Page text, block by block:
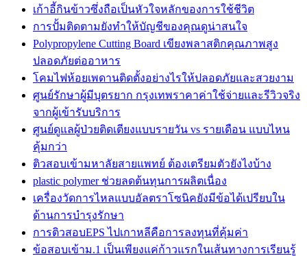
เก้าอี้กินข้าวซึ่งถือเป็นหัวใจหลักของการใช้ชีวิต
การปั้มติดตามยังทำให้บัญชีของคุณดูน่าสนใจ
Polypropylene Cutting Board เขียงพลาสติกคุณภาพสูง
ปลอดภัยต่ออาหาร
โคมไฟห้อยเพดานติดตั้งอย่างไรให้ปลอดภัยและสวยงาม
ศูนย์รักษาผู้มีบุตรยาก กรุงเทพราคาค่าใช้จ่ายและรีวิวจริง
จากผู้เข้ารับบริการ
ศูนย์ดูแลผู้ป่วยติดเตียงแบบรายวัน vs รายเดือน แบบไหน
คุ้มกว่า
ติวสอบเข้ามหาลัยสายแพทย์ ต้องเตรียมตัวยังไงบ้าง
plastic polymer ช่วยลดต้นทุนการผลิตเนื่อง
เครื่องวัดการไหลแบบอัลตราโซนิคยังมีข้อได้เปรียบใน
ด้านการบำรุงรักษา
การติวสอบEPS ไปเกาหลีคือการลงทุนที่คุ้มค่า
ข้อสอบเข้าม.1 เป็นเพียงแค่ก้าวแรกในเส้นทางการเรียนรู้